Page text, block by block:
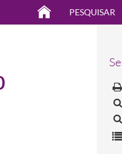
PESQUISAR